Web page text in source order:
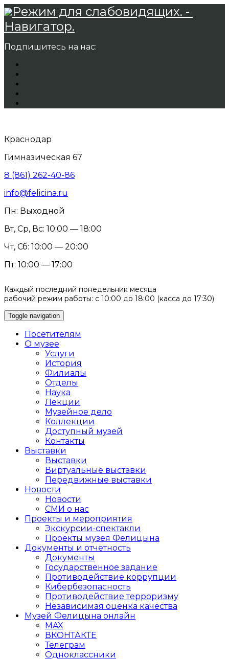
Режим для слабовидящих. -
Навигатор.
Подпишитесь на нас:
Краснодар
Гимназическая 67
8 (861) 262-40-86
info@felicina.ru
Пн: Выходной
Вт, Ср, Вс: 10:00 — 18:00
Чт, Сб: 10:00 — 20:00
Пт: 10:00 — 17:00
Каждый последний понедельник месяца
рабочий режим работы: с 10:00 до 18:00 (касса до 17:30)
Toggle navigation
Посетителям
О музее
Услуги
История
Филиалы
Отделы
Наука
Лекции
Музейное дело
Коллекции
Доступный музей
Контакты
Выставки
Выставки
Виртуальные выставки
Передвижные выставки
Новости
Новости
СМИ о нас
Проекты и мероприятия
Экскурсии-спектакли
Проекты музея Фелицына
Документы и отчетность
Документы
Государственное задание
Противодействие коррупции
Кибер­безопасность
Противодействие терроризму
Независимая оценка качества
Музей Фелицына онлайн
MAX
ВКОНТАКТЕ
Телеграм
Одноклассники